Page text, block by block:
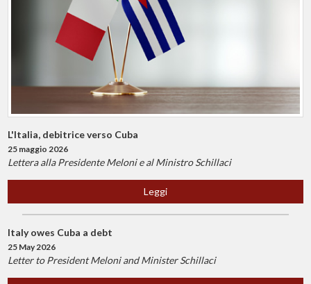
L'Italia, debitrice verso Cuba
25 maggio 2026
Lettera alla Presidente Meloni e al Ministro Schillaci
Leggi
Italy owes Cuba a debt
25 May 2026
Letter to President Meloni and Minister Schillaci